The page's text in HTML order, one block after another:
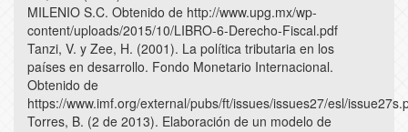
MILENIO S.C. Obtenido de http://www.upg.mx/wp-
content/uploads/2015/10/LIBRO-6-Derecho-Fiscal.pdf
Tanzi, V. y Zee, H. (2001). La política tributaria en los
países en desarrollo. Fondo Monetario Internacional.
Obtenido de
https://www.imf.org/external/pubs/ft/issues/issues27/esl/
Torres, B. (2 de 2013). Elaboración de un modelo de